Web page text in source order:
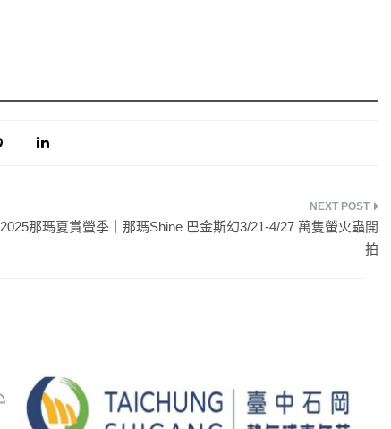
2025那瑪夏賞螢季｜那瑪Shine 巴金斯幻3/21-4/27 萬隻螢火蟲開
拍